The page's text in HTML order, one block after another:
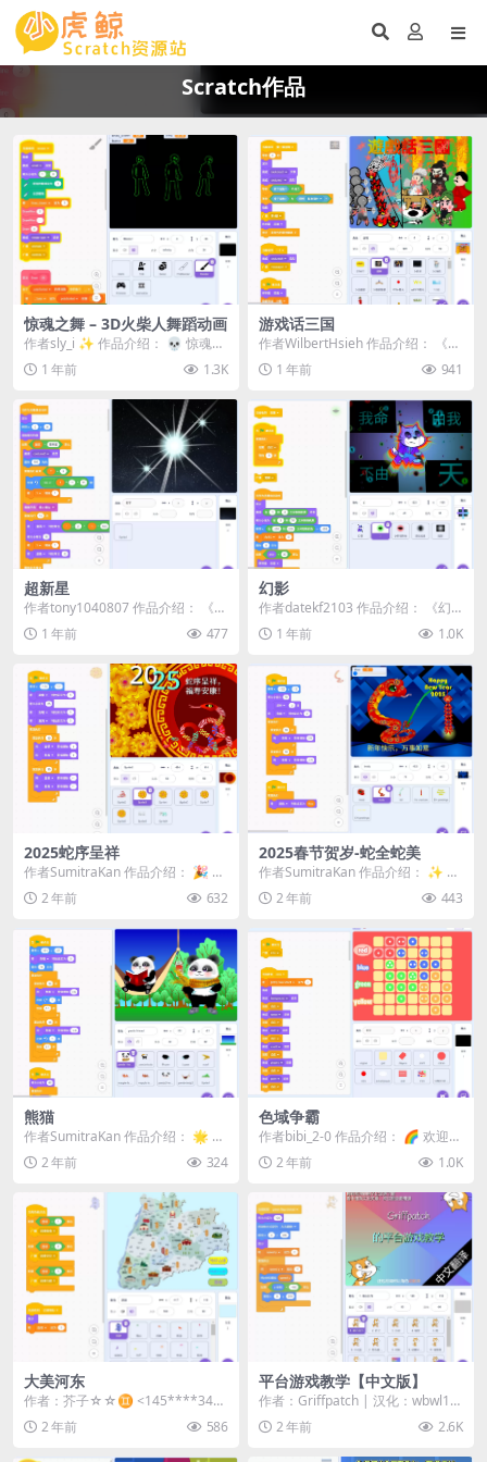
Scratch作品
惊魂之舞 – 3D火柴人舞蹈动画
作者sly_i ✨ 作品介绍： 💀 惊魂之
舞 – 3D火柴人舞蹈动画...
1 年前 1.3K
游戏话三国
作者WilbertHsieh 作品介绍： 《游
戏话三国》是一款结合动画与游戏
的创...1 年前 941
超新星
作者tony1040807 作品介绍： 《超
新星》是一部充满创意和视觉震撼
的Sc...1 年前 477
幻影
作者datekf2103 作品介绍： 《幻
影》是一款充满创意的动画作品，
灵感源自...
1 年前 1.0K
2025蛇序呈祥
作者SumitraKan 作品介绍： 🎉 恭
贺新春，《2025蛇序呈祥》为您送
上...2 年前 632
2025春节贺岁-蛇全蛇美
作者SumitraKan 作品介绍： ✨ 迎
接2025新春，祝大家蛇年大吉！
《...2 年前 443
熊猫
作者SumitraKan 作品介绍： 🌟 欢
迎来到《熊猫》，一个充满色彩与
美丽视...
2 年前 324
色域争霸
作者bibi_2-0 作品介绍： 🌈 欢迎来
到《色域争霸》，一款充满策略与
竞技的...
2 年前 1.0K
大美河东
作者：芥子☆☆♊ <145****347
@qq.com> | 站内用...
2 年前 586
平台游戏教学【中文版】
作者：Griffpatch | 汉化：wbwl12
3abc 作品介绍 🌟 学习如...
2 年前 2.6K